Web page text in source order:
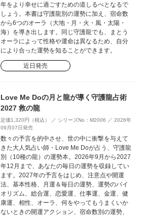
年をより幸せに過ごすための道しるべとなるで
しょう。本書は守護龍別の運勢に加え、宿命数
から6つのオーラ（大地・月・火・風・太陽・
海）を導き出します。同じ守護龍でも、まとう
オーラによって性格や運命は異なるため、自分
により合った運勢を知ることができます。
近日発売
Love Me Doの月と龍が導く守護龍占術
2027 救の龍
定価1,320円（税込） ／ シリーズNo：M2006 ／ 2026年
09月07日発売
数々の予言を的中させ、世の中に衝撃を与えて
きた大人気占い師・Love Me Doが占う、守護龍
別（10種の龍）の運勢本。2026年9月から2027
年12月まで、あなたの毎日の運勢を収録してい
ます。2027年の予言をはじめ、注意点や開運
法、基本性格、月運＆毎日の運勢、運勢のバイ
オリズム、総合運、恋愛運、仕事運、金運、健
康運、相性、オーラ、何をやってもうまくいか
ないときの開運アクション、宿命数別の運勢、